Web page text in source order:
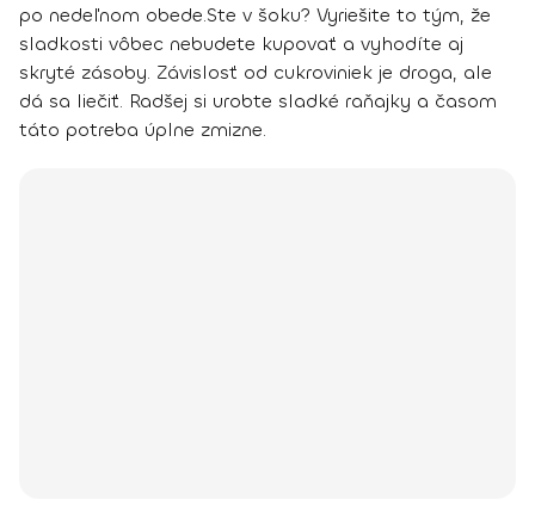
po nedeľnom obede.Ste v šoku? Vyriešite to tým, že
sladkosti vôbec nebudete kupovať a vyhodíte aj
skryté zásoby. Závislosť od cukroviniek je droga, ale
dá sa liečiť. Radšej si urobte sladké raňajky a časom
táto potreba úplne zmizne.